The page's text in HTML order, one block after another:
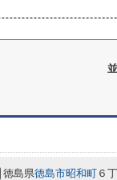
徳島県徳島市昭和町 ６